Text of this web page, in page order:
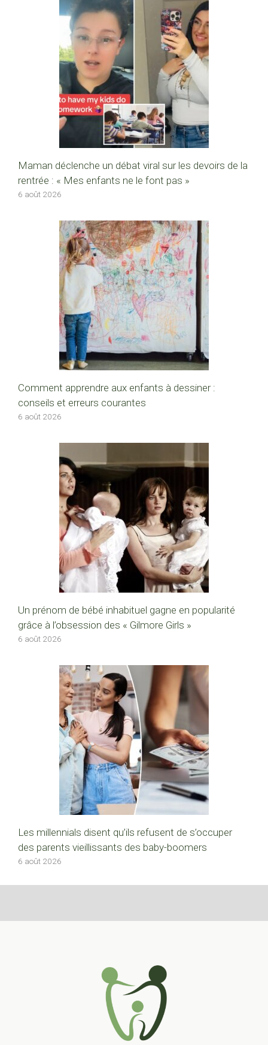
Maman déclenche un débat viral sur les devoirs de la
rentrée : « Mes enfants ne le font pas »
6 août 2026
Comment apprendre aux enfants à dessiner :
conseils et erreurs courantes
6 août 2026
Un prénom de bébé inhabituel gagne en popularité
grâce à l’obsession des « Gilmore Girls »
6 août 2026
Les millennials disent qu’ils refusent de s’occuper
des parents vieillissants des baby-boomers
6 août 2026